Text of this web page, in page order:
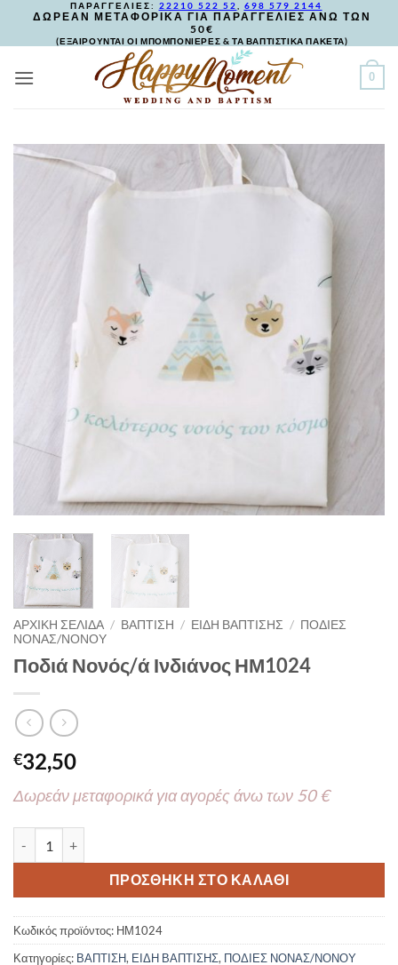
ΠΑΡΑΓΓΕΛΙΕΣ: 22210 522 52 698 579 2144
ΔΩΡΕΑΝ ΜΕΤΑΦΟΡΙΚΑ ΓΙΑ ΠΑΡΑΓΓΕΛΙΕΣ ΑΝΩ ΤΩΝ
50€
(ΕΞΑΙΡΟΥΝΤΑΙ ΟΙ ΜΠΟΜΠΟΝΙΕΡΕΣ & ΤΑ ΒΑΠΤΙΣΤΙΚΑ ΠΑΚΕΤΑ)
0
ΑΡΧΙΚΉ ΣΕΛΊΔΑ / ΒΑΠΤΙΣΗ / ΕΙΔΗ ΒΑΠΤΙΣΗΣ / ΠΟΔΙΕΣ
ΝΟΝΑΣ/ΝΟΝΟΥ
Ποδιά Νονός/ά Ινδιάνος ΗΜ1024
€32,50
Δωρεάν μεταφορικά για αγορές άνω των 50 €
ΠΡΟΣΘΉΚΗ ΣΤΟ ΚΑΛΆΘΙ
Κωδικός προϊόντος: ΗΜ1024
Κατηγορίες: ΒΑΠΤΙΣΗ, ΕΙΔΗ ΒΑΠΤΙΣΗΣ, ΠΟΔΙΕΣ ΝΟΝΑΣ/ΝΟΝΟΥ